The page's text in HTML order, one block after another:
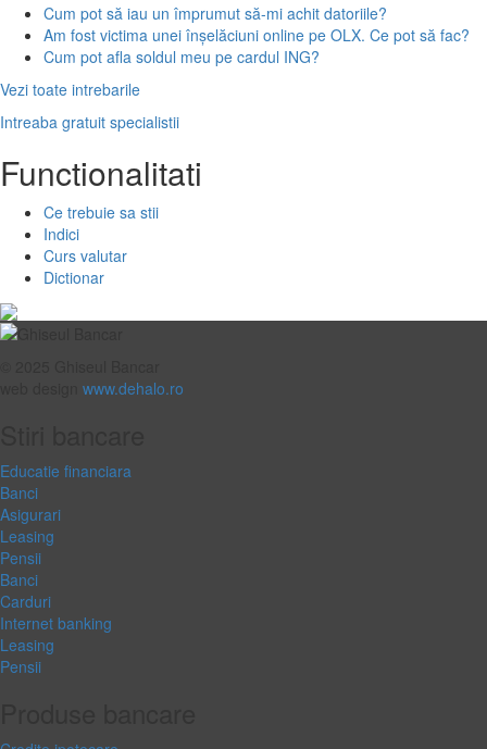
Cum pot să iau un împrumut să-mi achit datoriile?
Am fost victima unei înșelăciuni online pe OLX. Ce pot să fac?
Cum pot afla soldul meu pe cardul ING?
Vezi toate intrebarile
Intreaba gratuit specialistii
Functionalitati
Ce trebuie sa stii
Indici
Curs valutar
Dictionar
www.dehalo.ro
Educatie financiara
Banci
Asigurari
Leasing
Pensii
Banci
Carduri
Internet banking
Leasing
Pensii